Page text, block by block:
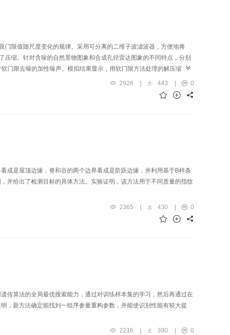
限值随尺度变化的规律。采用可分离的二维子波滤波器，方便地将
缩。针对含噪的自然景物图象和合成孔径雷达图象的不同特点，分别
门限去噪的加性噪声。模拟结果显示，用软门限方法处理的解压缩图象
2926 443
0
成是屋顶边缘，脊和谷的两个边界看成是阶跃边缘，并利用基于B样条
并给出了检测目标的具体方法。实验证明，该方法用于不同质量的指纹
2365 | 430 |
0
传算法的全局最优搜索能力，通过对训练样本集的学习，然后再通过在
，新方法确定能找到一组序参量重构参数，并能使识别性能有较大提
2216 390
0